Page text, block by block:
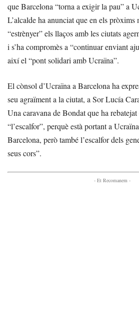
que Barcelona “torna a exigir la pau” a
L’alcalde ha anunciat que en els
“estrènyer” els llaços amb les ciutats
i s’ha compromès a “continuar enviant
així el “pont solidari amb Ucraïna”.
El cònsol d’Ucraïna a Barcelona ha
seu agraïment a la ciutat, a Sor Lucía
Una caravana de Bondat que ha
“l’escalfor”, perquè està portant a
Barcelona, però també l’escalfor dels
seus cors”.
- Et Recomanem -